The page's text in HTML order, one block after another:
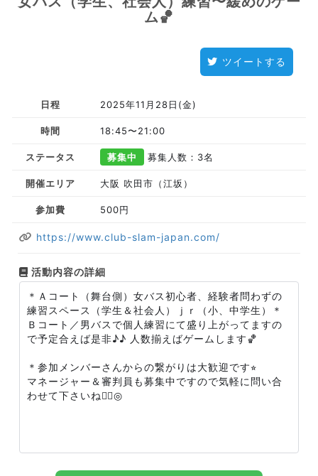
ム🏀
ツイートする
日程 2025年11月28日(金)
時間 18:45〜21:00
ステータス 募集中 募集人数：3名
開催エリア 大阪 吹田市（江坂）
参加費 500円
https://www.club-slam-japan.com/
活動内容の詳細
＊Ａコート（舞台側）女バス初心者、経験者問わずの
練習スペース（学生＆社会人）ｊｒ（小、中学生）＊
Ｂコート／男バスで個人練習にて盛り上がってますの
で予定合えば是非♪♪ 人数揃えばゲームします🏀
＊参加メンバーさんからの繋がりは大歓迎です⭐︎
マネージャー＆審判員も募集中ですので気軽に問い合
わせて下さいね🙆‍♀️◎